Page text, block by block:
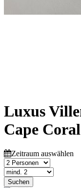
Luxus
Cape Coral
Zeitraum auswählen
Suchen